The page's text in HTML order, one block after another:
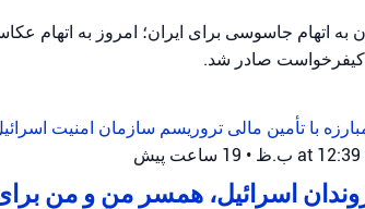
به اتهام جاسوسی برای ایران؛ امروز به اتهام
صادر شد.
با تأمین مالی تروریسم سازمان امنیت
• 19 ساعت پیش
اسرائیل، همسر من و من